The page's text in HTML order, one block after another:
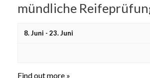
mündliche
8. Juni - 23. Juni
Find out more »